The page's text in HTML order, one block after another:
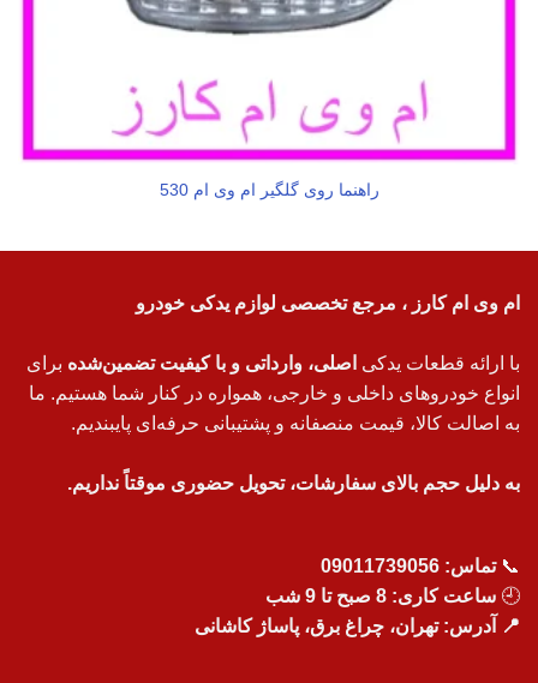
راهنما روی گلگیر ام وی ام 530
ام وی ام کارز ، مرجع تخصصی لوازم یدکی خودرو
با ارائه قطعات یدکی اصلی، وارداتی و با کیفیت تضمین‌شده برای
انواع خودروهای داخلی و خارجی، همواره در کنار شما هستیم. ما
به اصالت کالا، قیمت منصفانه و پشتیبانی حرفه‌ای پایبندیم.
به دلیل حجم بالای سفارشات، تحویل حضوری موقتاً نداریم.
📞تماس: 09011739056
🕘 ساعت کاری: 8 صبح تا 9 شب
📍 آدرس: تهران، چراغ برق، پاساژ کاشانی